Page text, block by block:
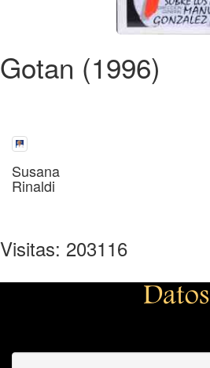
Gotan (1996)
Susana
Rinaldi
Visitas: 203116
Datos